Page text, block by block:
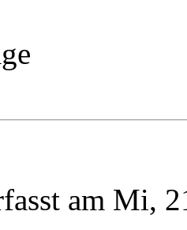
am Mi,